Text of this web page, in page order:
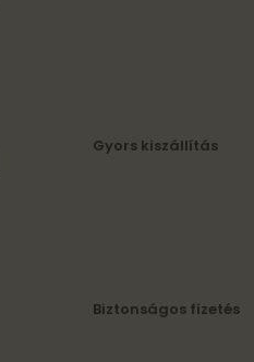
Gyors kiszállítás
Biztonságos fizetés